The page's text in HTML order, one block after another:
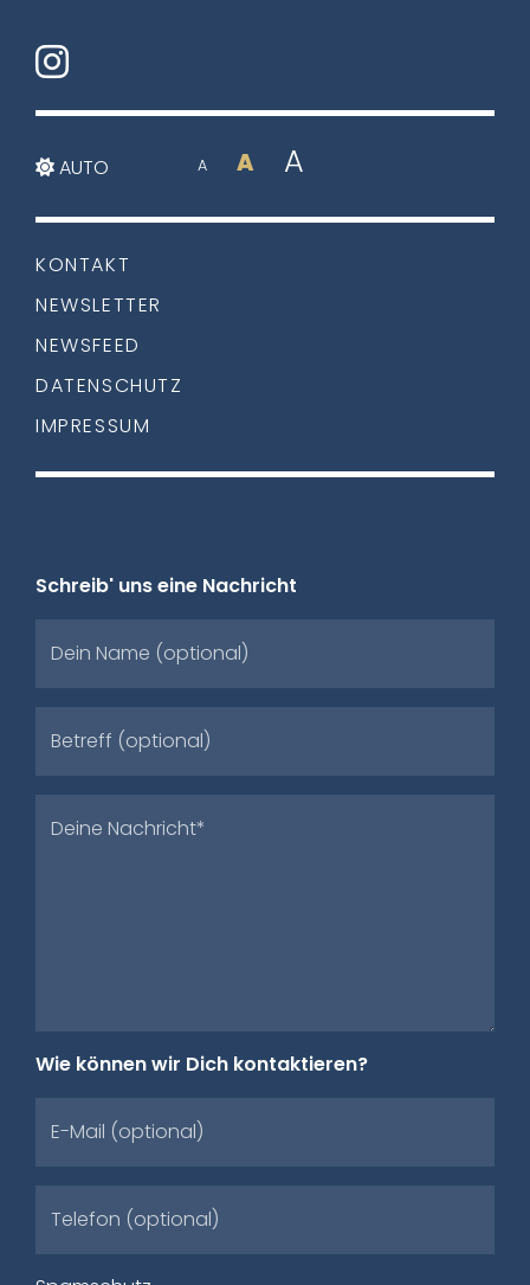
Schreib' uns eine Nachricht
Dein Name (optional)
Betreff (optional)
Deine Nachricht*
Wie können wir Dich kontaktieren?
E-Mail (optional)
Telefon (optional)
AUTO A A A
KONTAKT
NEWSLETTER
NEWSFEED
DATENSCHUTZ
IMPRESSUM